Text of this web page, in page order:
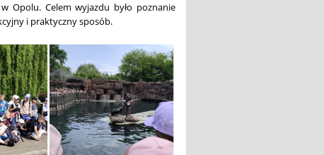
Opolu. Celem wyjazdu było poznanie
i praktyczny sposób.